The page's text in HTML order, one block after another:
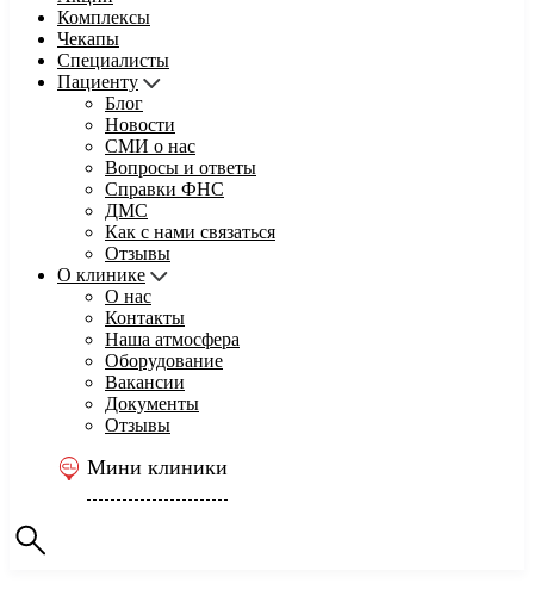
Комплексы
Чекапы
Специалисты
Пациенту
Блог
Новости
СМИ о нас
Вопросы и ответы
Справки ФНС
ДМС
Как с нами связаться
Отзывы
О клинике
О нас
Контакты
Наша атмосфера
Оборудование
Вакансии
Документы
Отзывы
Мини клиники